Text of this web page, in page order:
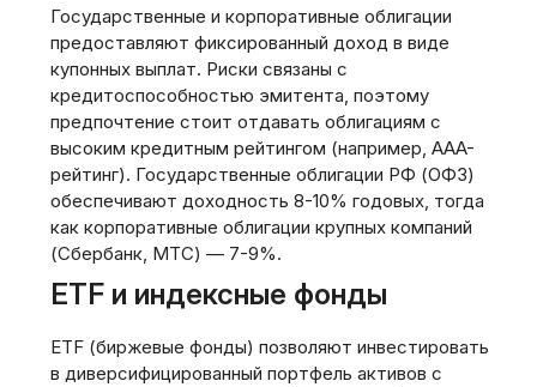
Государственные и корпоративные облигации
предоставляют фиксированный доход в виде
купонных выплат. Риски связаны с
кредитоспособностью эмитента, поэтому
предпочтение стоит отдавать облигациям с
высоким кредитным рейтингом (например, AAA-
рейтинг). Государственные облигации РФ (ОФЗ)
обеспечивают доходность 8-10% годовых, тогда
как корпоративные облигации крупных компаний
(Сбербанк, МТС) — 7-9%.
ETF и индексные фонды
ETF (биржевые фонды) позволяют инвестировать
в диверсифицированный портфель активов с